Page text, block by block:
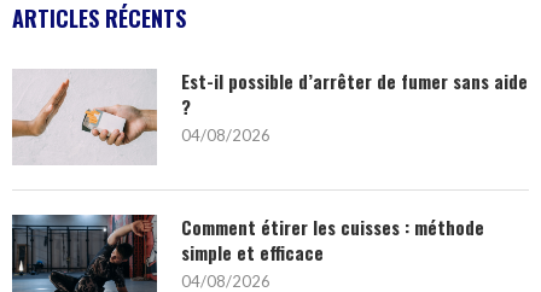
ARTICLES RÉCENTS
Est-il possible d’arrêter de fumer sans aide
?
04/08/2026
Comment étirer les cuisses : méthode
simple et efficace
04/08/2026